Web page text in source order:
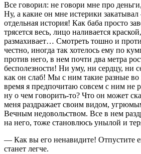
Все говорил: не говори мне про
Ну, а какие он мне истерики
отдельная история! Как баба просто
трясется весь, лицо наливается
размахивает… Смотреть тошно и
честно, иногда так хотелось ему по
против него, в нем почти два метра
бесполезности! Ни уму, ни сердцу, ни
как он слаб! Мы с ним такие разные
время я предпочитаю совсем с ним не
ну о чем говорить-то? Что он может
меня раздражает своим видом,
Вечным недовольством. Все в нем
на него, тоже становлюсь унылой и
— Как вы его ненавидите! Отпустите
станет легче.